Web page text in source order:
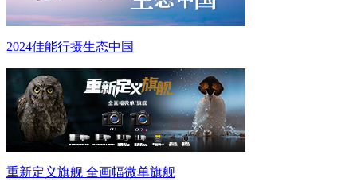
2024佳能行摄生态中国
重新定义旗舰 全画幅微单旗舰